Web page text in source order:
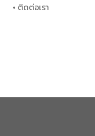
• ติดต่อเรา